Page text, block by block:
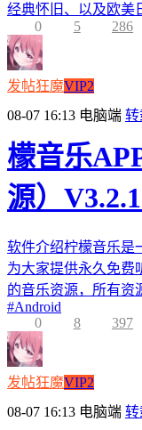
经典怀旧、以及欧美
0
5 286
发帖狂魔VIP2
08-07 16:13 电脑端 转
檬音乐
源）
软件介绍柠檬音乐是
为大家提供永久免费
的音乐资源，所有资
#Android
0
8 397
发帖狂魔VIP2
08-07 16:13 电脑端 转